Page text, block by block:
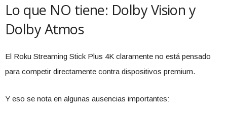
Lo que NO tiene: Dolby Vision y
Dolby Atmos
El Roku Streaming Stick Plus 4K claramente no está pensado
para competir directamente contra dispositivos premium.
Y eso se nota en algunas ausencias importantes: